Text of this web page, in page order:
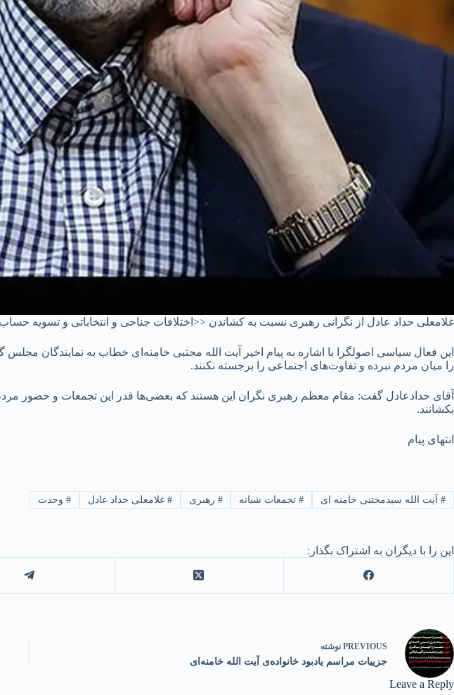
غلامعلی حداد عادل از نگرانی رهبری نسبت به کشاندن <<اختلافات جناحی و انتخاباتی و تسویه
این فعال سیاسی اصولگرا با اشاره به پیام اخیر آیت الله مجتبی خامنه‌ای خطاب به نمایندگان
را میان مردم نبرده و تفاوت‌های اجتماعی را برجسته نکنند.
آقای حدادعادل گفت: مقام معظم رهبری نگران این هستند که بعضی‌ها قدر این تجمعات و حضور
بکشانند.
انتهای پیام
#آیت الله سیدمجتبی خامنه ای #تجمعات شبانه # رهبری # غلامعلی حداد عادل # وحدت
این را با دیگران به اشتراک بگذار:
PREVIOUS نوشته
جزییات مراسم‌ یادبود خانواده‌ی آیت الله خامنه‌ای
Leave a Reply